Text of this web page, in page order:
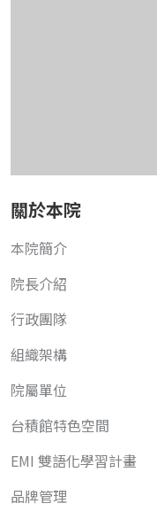
關於本院
本院簡介
院長介紹
行政團隊
組織架構
院屬單位
台積館特色空間
EMI 雙語化學習計畫
品牌管理